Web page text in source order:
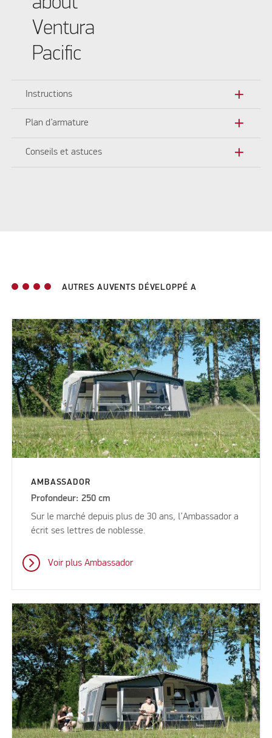
Ventura
Pacific
Instructions add
Plan d’armature add
Conseils et astuces add
AUTRES AUVENTS DÉVELOPPÉ A
AMBASSADOR
Profondeur: 250 cm
Sur le marché depuis plus de 30 ans, l’Ambassador a
écrit ses lettres de noblesse.
Voir plus Ambassador